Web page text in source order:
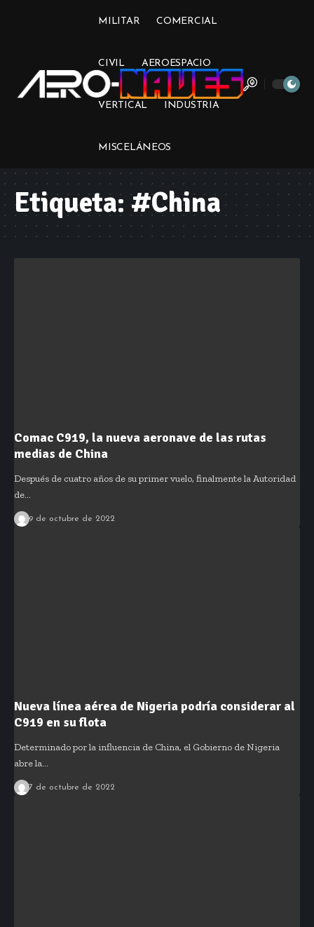
MILITAR COMERCIAL
CIVIL AEROESPACIO
VERTICAL INDUSTRIA
MISCELÁNEOS
Etiqueta:#China
Comac C919, la nueva aeronave de las rutas
medias de China
Después de cuatro años de su primer vuelo, finalmente la Autoridad
de…
9 de octubre de 2022
Nueva línea aérea de Nigeria podría considerar al
C919 en su flota
Determinado por la influencia de China, el Gobierno de Nigeria
abre la…
7 de octubre de 2022